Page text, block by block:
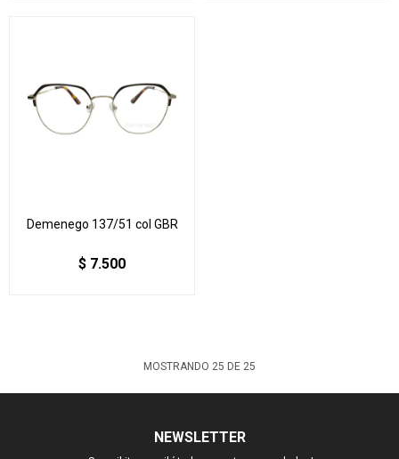
Demenego 137/51 col GBR
$ 7.500
MOSTRANDO 25 DE 25
NEWSLETTER